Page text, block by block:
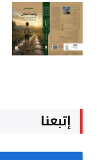
إتبعنا